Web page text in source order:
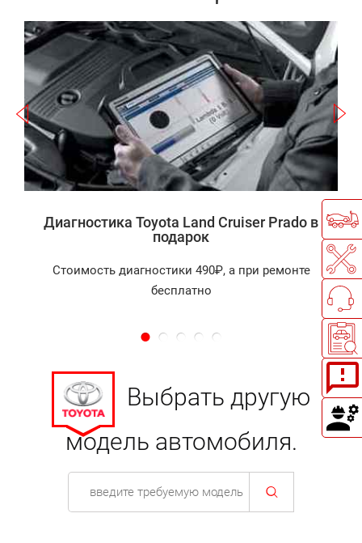
Записаться
Диагностика Toyota Land Cruiser Prado в
подарок
Стоимость диагностики 490₽, а при ремонте
бесплатно
Выбрать другую
модель автомобиля.